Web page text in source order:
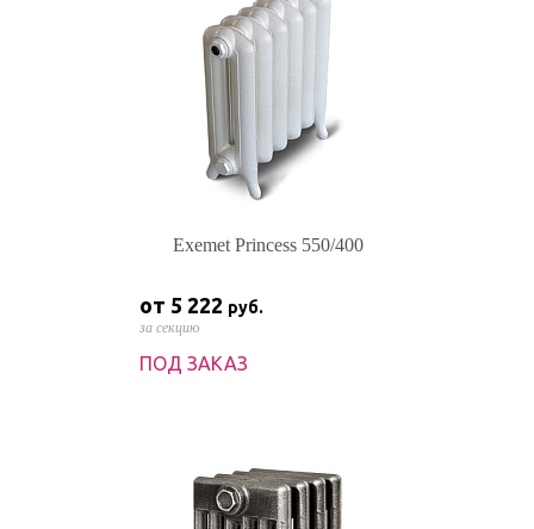
Exemet Princess 550/400
от 5 222 руб.
за секцию
ПОД ЗАКАЗ